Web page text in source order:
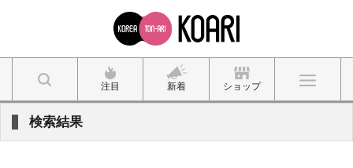
注目 新着 ショップ
検索結果